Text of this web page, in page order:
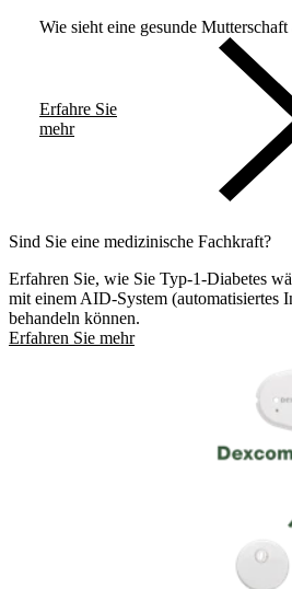
Wie sieht eine gesunde Mutterschaft
Erfahre Sie
mehr
Sind Sie eine medizinische Fachkraft?
Erfahren Sie, wie Sie Typ-1-Diabetes
mit einem AID-System (automatisiertes
behandeln können.
Erfahren Sie mehr